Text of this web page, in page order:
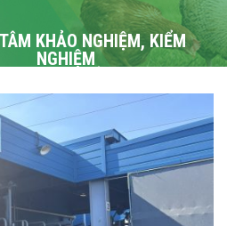
KHẢO NGHIỆM, KIỂM
NGHIỆM
I